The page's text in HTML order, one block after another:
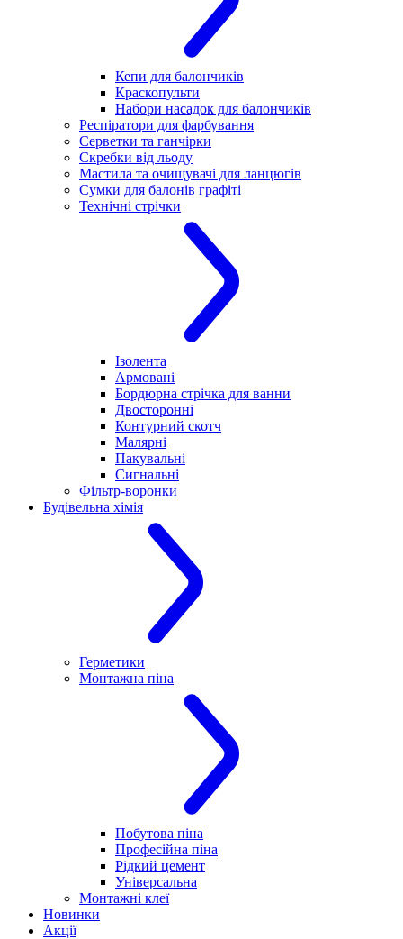
Кепи для балончиків
Краскопульти
Набори насадок для балончиків
Респіратори для фарбування
Серветки та ганчірки
Скребки від льоду
Мастила та очищувачі для ланцюгів
Сумки для балонів графіті
Технічні стрічки
Ізолента
Армовані
Бордюрна стрічка для ванни
Двосторонні
Контурний скотч
Малярні
Пакувальні
Сигнальні
Фільтр-воронки
Будівельна хімія
Герметики
Монтажна піна
Побутова піна
Професійна піна
Рідкий цемент
Універсальна
Монтажні клеї
Новинки
Акції